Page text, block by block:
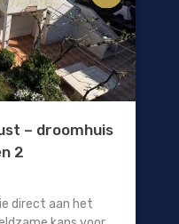
– droomhuis
2
direct aan het